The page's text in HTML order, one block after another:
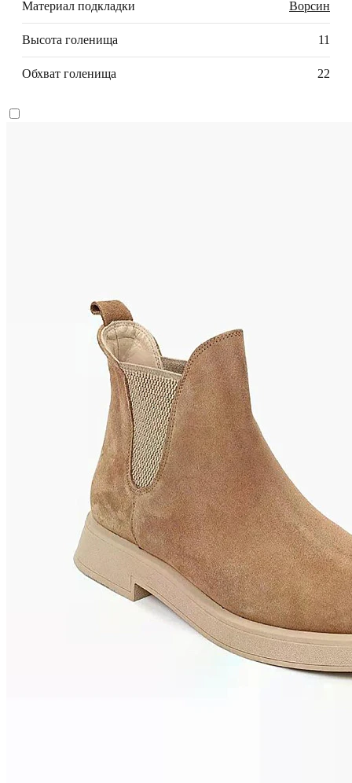
Материал подкладки Ворсин
Высота голенища 11
Обхват голенища 22